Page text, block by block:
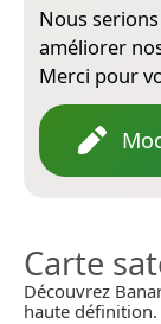
Nous
améliorer
Merci pour
Carte
Découvrez
haute définition.